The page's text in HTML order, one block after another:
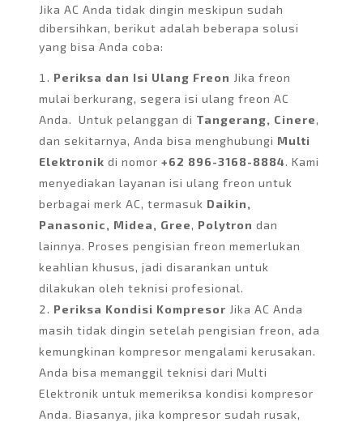
Jika AC Anda tidak dingin meskipun sudah
dibersihkan, berikut adalah beberapa solusi
yang bisa Anda coba:
Periksa dan Isi Ulang Freon Jika freon
mulai berkurang, segera isi ulang freon AC
Anda. Untuk pelanggan di Tangerang, Cinere,
dan sekitarnya, Anda bisa menghubungi Multi
Elektronik di nomor +62 896-3168-8884. Kami
menyediakan layanan isi ulang freon untuk
berbagai merk AC, termasuk Daikin,
Panasonic, Midea, Gree, Polytron dan
lainnya. Proses pengisian freon memerlukan
keahlian khusus, jadi disarankan untuk
dilakukan oleh teknisi profesional.
Periksa Kondisi Kompresor Jika AC Anda
masih tidak dingin setelah pengisian freon, ada
kemungkinan kompresor mengalami kerusakan.
Anda bisa memanggil teknisi dari Multi
Elektronik untuk memeriksa kondisi kompresor
Anda. Biasanya, jika kompresor sudah rusak,